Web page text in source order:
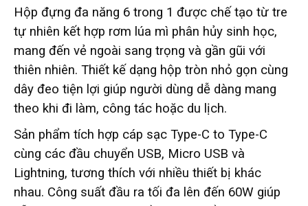
Hộp đựng đa năng 6 trong 1 được chế tạo từ tre
tự nhiên kết hợp rơm lúa mì phân hủy sinh học,
mang đến vẻ ngoài sang trọng và gần gũi với
thiên nhiên. Thiết kế dạng hộp tròn nhỏ gọn cùng
dây đeo tiện lợi giúp người dùng dễ dàng mang
theo khi đi làm, công tác hoặc du lịch.
Sản phẩm tích hợp cáp sạc Type-C to Type-C
cùng các đầu chuyển USB, Micro USB và
Lightning, tương thích với nhiều thiết bị khác
nhau. Công suất đầu ra tối đa lên đến 60W giúp